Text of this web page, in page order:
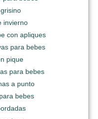
invierno
con apliques
para bebes
pique
para bebes
a punto
bebes